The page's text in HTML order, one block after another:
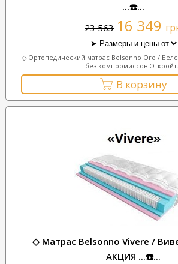
...☎️...
23 563 16 349
◇ Ортопедический матрас Belsonno Oro /
без компромиссов
В корзину
◇ Матрас Belsonno Vivere /
АКЦИЯ ...☎️...